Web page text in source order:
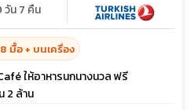
วัน 7 คืน
มื้อ + บนเครื่อง
ให้อาหารนกนางนวล ฟรี
2 ล้าน